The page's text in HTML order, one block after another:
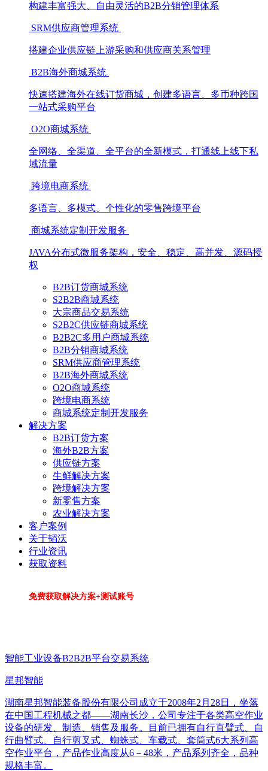
构建丰富强大、自由灵活的B2B分销管理体系
SRM供应商管理系统
搭建企业供应链上游采购和供应商关系管理
B2B海外商城系统
快速搭建海外在线订货商城，创建多语言、多币种跨国
一站式采购平台
O2O商城系统
全网络、全渠道、全平台的全新模式，打通线上线下私
域流量
跨境电商系统
多语言、多模式、个性化的零售跨境平台
商城系统定制开发服务
JAVA分布式微服务架构，安全、稳定、高并发、源码授
权
B2B订货商城系统
S2B2B商城系统
大宗商品交易系统
S2B2C供应链商城系统
B2B2C多用户商城系统
B2B分销商城系统
SRM供应商管理系统
B2B海外商城系统
O2O商城系统
跨境电商系统
商城系统定制开发服务
解决方案
B2B订货方案
海外B2B方案
供应链方案
生鲜解决方案
跨境解决方案
新零售方案
农业解决方案
客户案例
关于韬沃
行业资讯
获取资料
免费获取解决方案+测试账号
智能工业设备B2B2B平台交易系统
星邦智能
湖南星邦智能装备股份有限公司成立于2008年2月28日，坐落
在中国工程机械之都——湖南长沙，公司专注于各类高空作业
设备的研发、制造、销售及服务。目前已拥有自行直臂式、自
行曲臂式、自行剪叉式、蜘蛛式、车载式、套筒式6大系列高
空作业平台，产品作业高度从6－48米，产品系列齐全，品种
规格丰富。